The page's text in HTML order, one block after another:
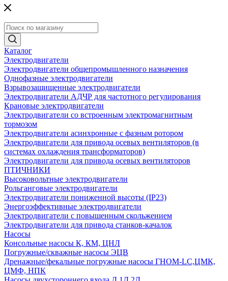
Каталог
Электродвигатели
Электродвигатели общепромышленного назначения
Однофазные электродвигатели
Взрывозащищенные электродвигатели
Электродвигатели АДЧР для частотного регулирования
Крановые электродвигатели
Электродвигатели со встроенным электромагнитным
тормозом
Электродвигатели асинхронные с фазным ротором
Электродвигатели для привода осевых вентиляторов (в
системах охлаждения трансформаторов)
Электродвигатели для привода осевых вентиляторов
ПТИЧНИКИ
Высоковольтные электродвигатели
Рольганговые электродвигатели
Электродвигатели пониженной высоты (IP23)
Энергоэффективные электродвигатели
Электродвигатели с повышенным скольжением
Электродвигатели для привода станков-качалок
Насосы
Консольные насосы К, КМ, ЦНЛ
Погружные/скважные насосы ЭЦВ
Дренажные/фекальные погружные насосы ГНОМ-LC,ЦМК,
ЦМФ, НПК